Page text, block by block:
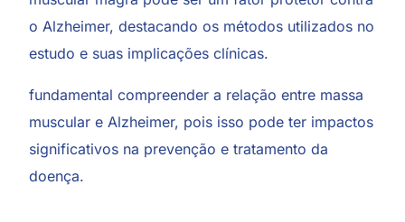
o Alzheimer, destacando os métodos utilizados no
estudo e suas implicações clínicas.
fundamental compreender a relação entre massa
muscular e Alzheimer, pois isso pode ter impactos
significativos na prevenção e tratamento da
doença.